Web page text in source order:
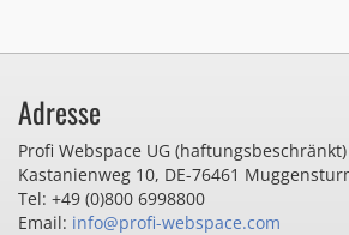
Adresse
Profi Webspace UG (haftungsbeschränkt)
Kastanienweg 10, DE-76461
Tel: +49 (0)800 6998800
Email: info@profi-webspace.com